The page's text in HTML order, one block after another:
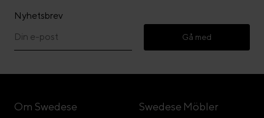
Nyhetsbrev
Gå med
Om Swedese
Swedese Möbler